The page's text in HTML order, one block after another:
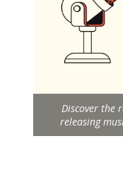
Discover the
releasing